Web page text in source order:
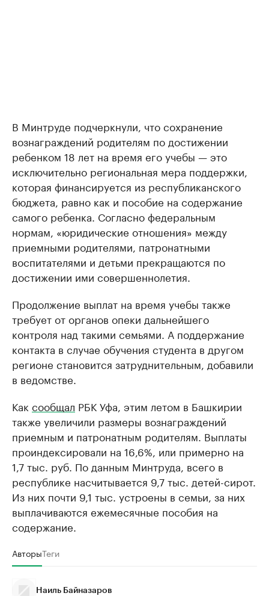
В Минтруде подчеркнули, что сохранение
вознаграждений родителям по достижении
ребенком 18 лет на время его учебы — это
исключительно региональная мера поддержки,
которая финансируется из республиканского
бюджета, равно как и пособие на содержание
самого ребенка. Согласно федеральным
нормам, «юридические отношения» между
приемными родителями, патронатными
воспитателями и детьми прекращаются по
достижении ими совершеннолетия.
Продолжение выплат на время учебы также
требует от органов опеки дальнейшего
контроля над такими семьями. А поддержание
контакта в случае обучения студента в другом
регионе становится затруднительным, добавили
в ведомстве.
Как сообщал РБК Уфа, этим летом в Башкирии
также увеличили размеры вознаграждений
приемным и патронатным родителям. Выплаты
проиндексировали на 16,6%, или примерно на
1,7 тыс. руб. По данным Минтруда, всего в
республике насчитывается 9,7 тыс. детей-сирот.
Из них почти 9,1 тыс. устроены в семьи, за них
выплачиваются ежемесячные пособия на
содержание.
АвторыТеги
Наиль Байназаров